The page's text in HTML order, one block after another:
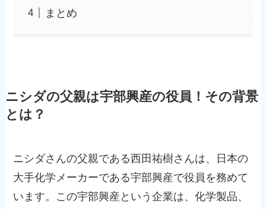
まとめ
ニシダの父親は宇部興産の役員！その背景
とは？
ニシダさんの父親である西田祐樹さんは、日本の
大手化学メーカーである宇部興産で役員を務めて
います。この宇部興産という企業は、化学製品、